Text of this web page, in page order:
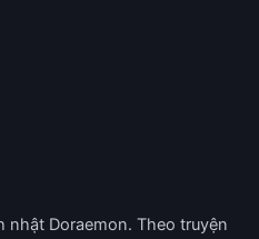
nhật Doraemon. Theo truyện